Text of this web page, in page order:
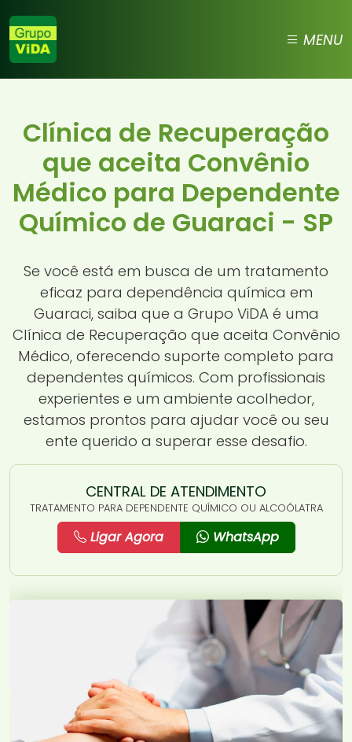
MENU
Clínica de Recuperação
que aceita Convênio
Médico para Dependente
Químico de Guaraci - SP
Se você está em busca de um tratamento
eficaz para dependência química em
Guaraci, saiba que a Grupo ViDA é uma
Clínica de Recuperação que aceita Convênio
Médico, oferecendo suporte completo para
dependentes químicos. Com profissionais
experientes e um ambiente acolhedor,
estamos prontos para ajudar você ou seu
ente querido a superar esse desafio.
CENTRAL DE ATENDIMENTO
TRATAMENTO PARA DEPENDENTE QUÍMICO OU ALCOÓLATRA
Ligar Agora WhatsApp